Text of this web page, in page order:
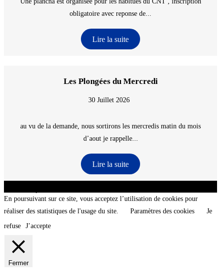
obligatoire avec reponse de...
Lire la suite
Les Plongées du Mercredi
30 Juillet 2026
au vu de la demande, nous sortirons les mercredis matin du mois
d’aout je rappelle...
Lire la suite
En poursuivant sur ce site, vous acceptez l’utilisation de cookies pour
réaliser des statistiques de l'usage du site.
Paramètres des cookies
Je
refuse
J’accepte
Fermer